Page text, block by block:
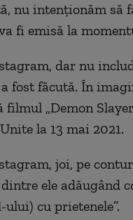
nu intenţionăm să
fi emisă la
dar nu
fost făcută. În
„Demon
la 13 mai 2021.
joi, pe
ele adăugând
cu prietenele”.